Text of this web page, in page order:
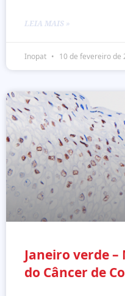
LEIA MAIS »
Inopat 10 de fevereiro de
Janeiro verde –
do Câncer de